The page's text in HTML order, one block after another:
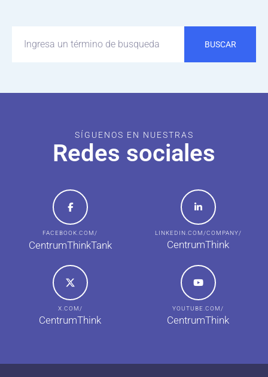
BUSCAR
SÍGUENOS EN NUESTRAS
Redes sociales
FACEBOOK.COM/
CentrumThinkTank
LINKEDIN.COM/COMPANY/
CentrumThink
X.COM/
CentrumThink
YOUTUBE.COM/
CentrumThink